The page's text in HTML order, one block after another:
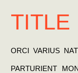
TITLE
ORCI VARIUS
PARTURIENT